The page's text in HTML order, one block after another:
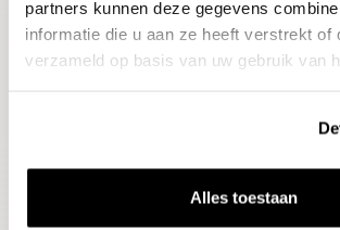
partners kunnen deze gegevens
informatie die u aan ze heeft verstrekt of
verzameld op basis van uw gebruik van
Alles toestaan
Aanmelden